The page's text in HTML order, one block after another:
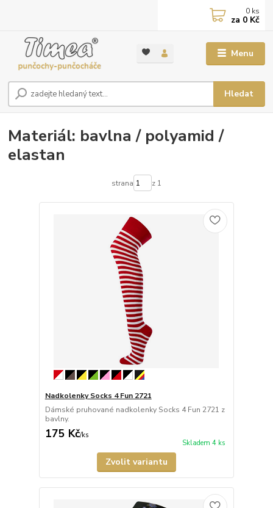
Menu
Hledat
0 ks
za 0 Kč
Materiál: bavlna / polyamid /
elastan
strana z 1
Nadkolenky Socks 4 Fun 2721
Dámské pruhované nadkolenky Socks 4 Fun 2721 z
bavlny.
175 Kč/ks
Skladem 4 ks
Zvolit variantu